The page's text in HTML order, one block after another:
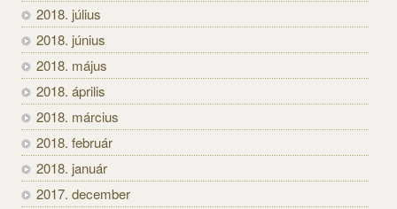
2018. július
2018. június
2018. május
2018. április
2018. március
2018. február
2018. január
2017. december